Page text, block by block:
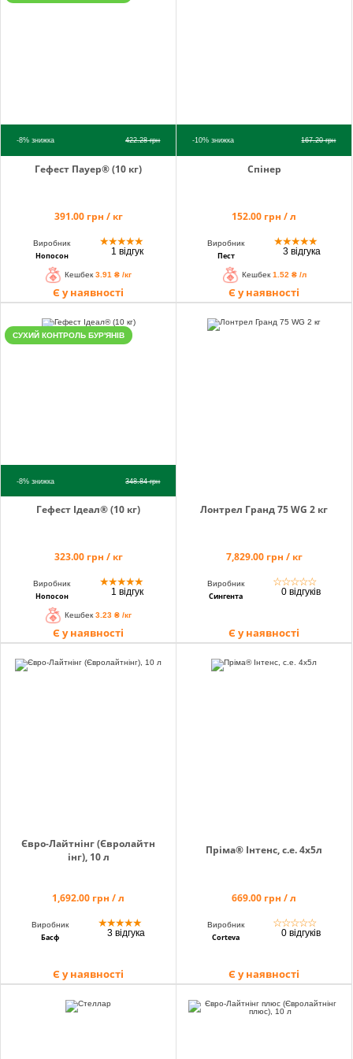
-8%знижка 422.28грн
Гефест Пауер® (10 кг)
391.00 грн / кг
Виробник
Нопосон
★★★★★
1 відгук
Кешбек 3.91 ₴ /кг
Є у наявності
-10%знижка 167.20грн
Спінер
152.00 грн / л
Виробник
Пест
★★★★★
3 відгука
Кешбек 1.52 ₴ /л
Є у наявності
СУХИЙ КОНТРОЛЬ БУР'ЯНІВ
-8%знижка 348.84грн
Гефест Ідеал® (10 кг)
323.00 грн / кг
Виробник
Нопосон
★★★★★
1 відгук
Кешбек 3.23 ₴ /кг
Є у наявності
Лонтрел Гранд 75 WG 2 кг
7,829.00 грн / кг
Виробник
Сингента
☆☆☆☆☆
0 відгуків
Є у наявності
Євро-Лайтнінг (Євролайтн
інг), 10 л
1,692.00 грн / л
Виробник
Басф
★★★★★
3 відгука
Є у наявності
Пріма® Інтенс, с.е. 4х5л
669.00 грн / л
Виробник
Corteva
☆☆☆☆☆
0 відгуків
Є у наявності